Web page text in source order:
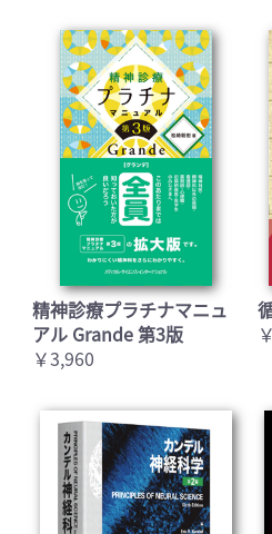
精神診療プラチナマニュ
アル Grande 第3版
￥3,960